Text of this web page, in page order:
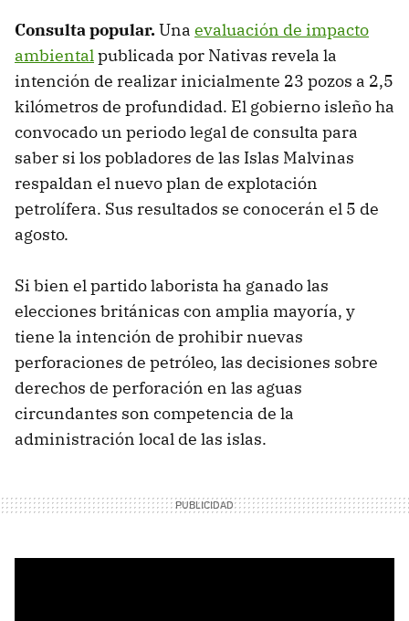
Consulta popular.Una evaluación de impacto
ambientalpublicada por Nativas revela la
intención de realizar inicialmente 23 pozos a 2,5
kilómetros de profundidad. El gobierno isleño ha
convocado un periodo legal de consulta para
saber si los pobladores de las Islas Malvinas
respaldan el nuevo plan de explotación
petrolífera. Sus resultados se conocerán el 5 de
agosto.
Si bien el partido laborista ha ganado las
elecciones británicas con amplia mayoría, y
tiene la intención de prohibir nuevas
perforaciones de petróleo, las decisiones sobre
derechos de perforación en las aguas
circundantes son competencia de la
administración local de las islas.